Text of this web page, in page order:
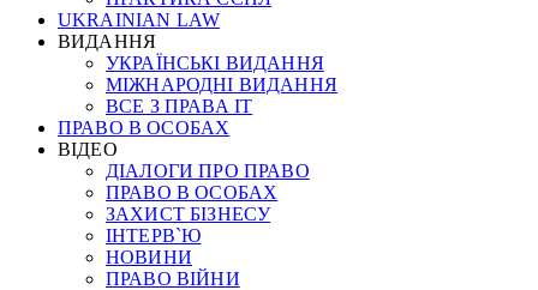
UKRAINIAN LAW
ВИДАННЯ
УКРАЇНСЬКІ ВИДАННЯ
МІЖНАРОДНІ ВИДАННЯ
ВСЕ З ПРАВА ІТ
ПРАВО В ОСОБАХ
ВІДЕО
ДІАЛОГИ ПРО ПРАВО
ПРАВО В ОСОБАХ
ЗАХИСТ БІЗНЕСУ
ІНТЕРВ`Ю
НОВИНИ
ПРАВО ВІЙНИ